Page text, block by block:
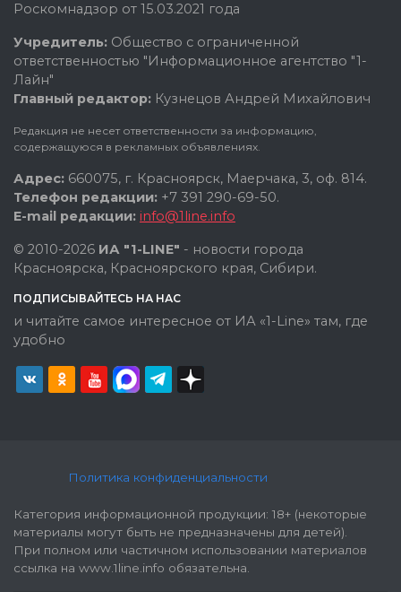
Роскомнадзор от 15.03.2021 года
Учредитель: Общество с ограниченной
ответственностью "Информационное агентство "1-
Лайн"
Главный редактор: Кузнецов Андрей Михайлович
Редакция не несет ответственности за информацию,
содержащуюся в рекламных объявлениях.
Адрес: 660075, г. Красноярск, Маерчака, 3, оф. 814.
Телефон редакции: +7 391 290-69-50.
E-mail редакции: info@1line.info
© 2010-2026 ИА "1-LINE" - новости города
Красноярска, Красноярского края, Сибири.
ПОДПИСЫВАЙТЕСЬ НА НАС
и читайте самое интересное от ИА «1-Line» там, где
удобно
Политика конфиденциальности
Категория информационной продукции: 18+ (некоторые
материалы могут быть не предназначены для детей).
При полном или частичном использовании материалов
ссылка на www.1line.info обязательна.